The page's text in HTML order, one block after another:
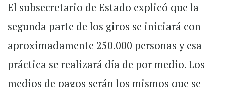
El subsecretario de Estado explicó que la
segunda parte de los giros se iniciará con
aproximadamente 250.000 personas y esa
práctica se realizará día de por medio. Los
medios de pagos serán los mismos que se